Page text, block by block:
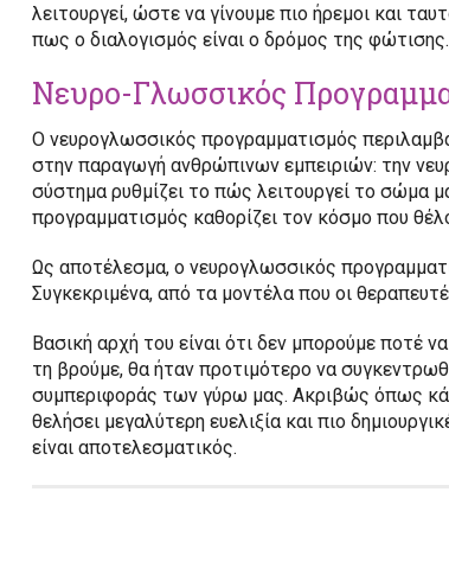
λειτουργεί, ώστε να γίνουμε πιο ήρεμοι και
πως ο διαλογισμός είναι ο δρόμος της φώτισης.
Νευρο-Γλωσσικός
Ο νευρογλωσσικός προγραμματισμός
στην παραγωγή ανθρώπινων εμπειριών: την
σύστημα ρυθμίζει το πώς λειτουργεί το σώμα
προγραμματισμός καθορίζει τον κόσμο που
Ως αποτέλεσμα, ο νευρογλωσσικός
Συγκεκριμένα, από τα μοντέλα που οι
Βασική αρχή του είναι ότι δεν μπορούμε ποτέ
τη βρούμε, θα ήταν προτιμότερο να
συμπεριφοράς των γύρω μας. Ακριβώς όπως
θελήσει μεγαλύτερη ευελιξία και πιο
είναι αποτελεσματικός.